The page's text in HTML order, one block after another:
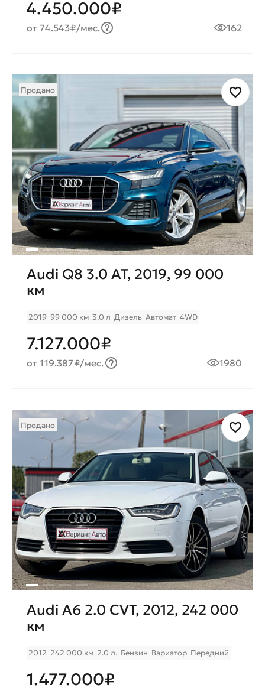
4.450.000₽
от 74.543₽/мес. 162
Продано
Audi Q8 3.0 AT, 2019, 99 000
км
2019 99 000 км 3.0 л Дизель Автомат 4WD
7.127.000₽
от 119.387₽/мес. 1980
Продано
Audi A6 2.0 CVT, 2012, 242 000
км
2012 242 000 км 2.0 л. Бензин Вариатор Передний
1.477.000₽